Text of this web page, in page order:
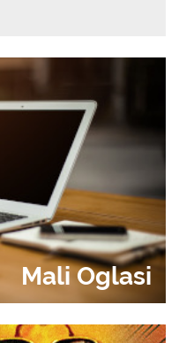
Mali Oglasi